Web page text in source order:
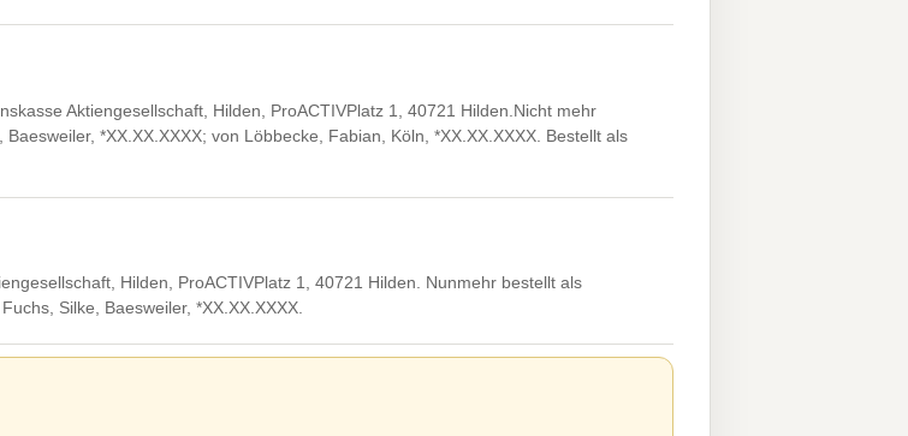
Aktiengesellschaft, Hilden, ProACTIVPlatz 1, 40721 Hilden.Nicht mehr
*XX.XX.XXXX; von Löbbecke, Fabian, Köln, *XX.XX.XXXX. Bestellt als
Hilden, ProACTIVPlatz 1, 40721 Hilden. Nunmehr bestellt als
Silke, Baesweiler, *XX.XX.XXXX.